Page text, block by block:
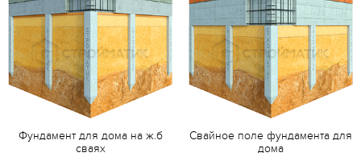
Фундамент для дома на ж.б
сваях
Свайное поле фундамента для
дома